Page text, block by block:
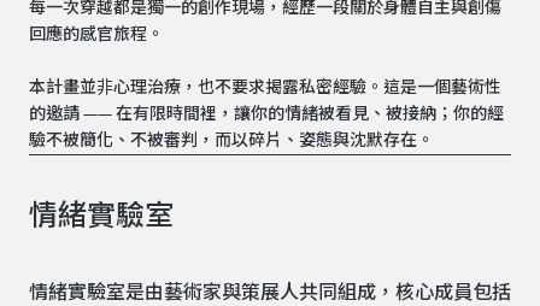
每一次穿越都是獨一的創作現場，經歷一段關於身體自主與創傷
回應的感官旅程。
本計畫並⾮心理治療，也不要求揭露私密經驗。這是一個藝術性
的邀請 —— 在有限時間裡，讓你的情緒被看見、被接納；你的經
驗不被簡化、不被審判，而以碎片、姿態與沈默存在。
情緒實驗室
情緒實驗室是由藝術家與策展人共同組成，核心成員包括